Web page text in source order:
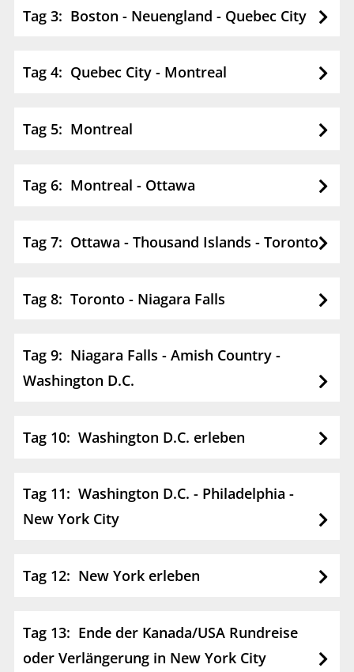
Tag 3: Boston - Neuengland - Quebec City
Tag 4: Quebec City - Montreal
Tag 5: Montreal
Tag 6: Montreal - Ottawa
Tag 7: Ottawa - Thousand Islands - Toronto
Tag 8: Toronto - Niagara Falls
Tag 9: Niagara Falls - Amish Country -
Washington D.C.
Tag 10: Washington D.C. erleben
Tag 11: Washington D.C. - Philadelphia -
New York City
Tag 12: New York erleben
Tag 13: Ende der Kanada/USA Rundreise
oder Verlängerung in New York City